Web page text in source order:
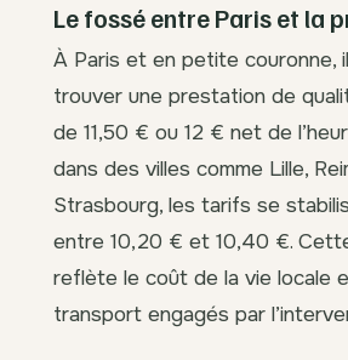
Le fossé entre Paris et la
À Paris et en petite couronne,
trouver une prestation de
de 11,50 € ou 12 € net de
dans des villes comme Lille,
Strasbourg, les tarifs se
entre 10,20 € et 10,40 €.
reflète le coût de la vie locale
transport engagés par